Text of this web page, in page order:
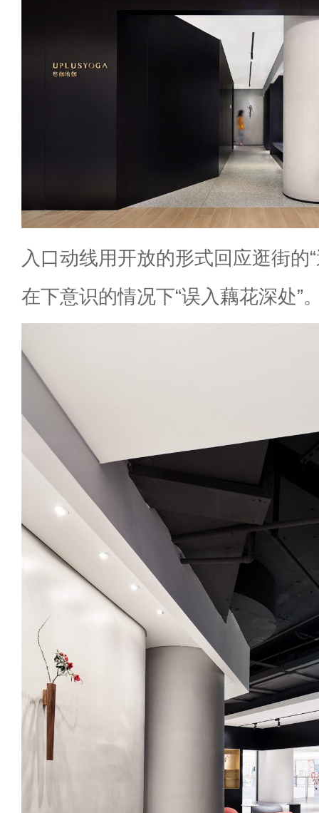
入口动线用开放的形式回应逛街的
在下意识的情况下“误入藕花深处”